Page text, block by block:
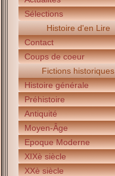
Sélections
Histoire d'en Lire
Contact
Coups de coeur
Fictions historiques
Histoire générale
Préhistoire
Antiquité
Moyen-Âge
Epoque Moderne
XIXè siècle
XXè siècle